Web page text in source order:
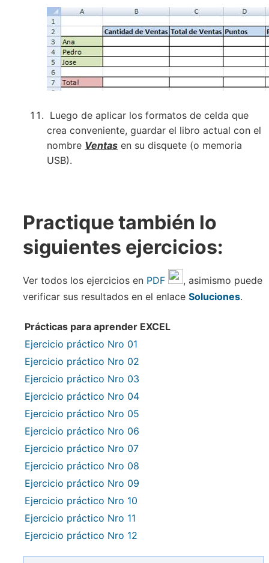
Luego de aplicar los formatos de celda que
crea conveniente, guardar el libro actual con el
nombre Ventas en su disquete (o memoria
USB).
Practique también lo
siguientes ejercicios:
Ver todos los ejercicios en PDF
, asimismo puede
verificar sus resultados en el enlace Soluciones.
Prácticas para aprender EXCEL
Ejercicio práctico Nro 01
Ejercicio práctico Nro 02
Ejercicio práctico Nro 03
Ejercicio práctico Nro 04
Ejercicio práctico Nro 05
Ejercicio práctico Nro 06
Ejercicio práctico Nro 07
Ejercicio práctico Nro 08
Ejercicio práctico Nro 09
Ejercicio práctico Nro 10
Ejercicio práctico Nro 11
Ejercicio práctico Nro 12